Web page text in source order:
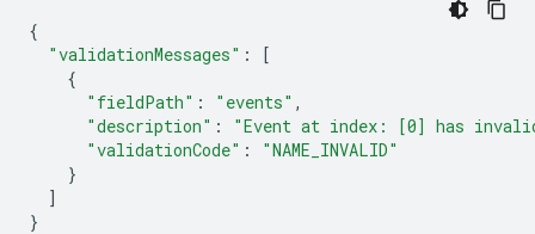
{
"validationMessages" :
[
{
"fieldPath" : "events" ,
"description" :
"Event at index: [0] has invalid
"validationCode" :
"NAME_INVALID"
}
]
}